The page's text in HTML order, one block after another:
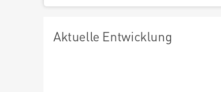
Aktuelle Entwicklung